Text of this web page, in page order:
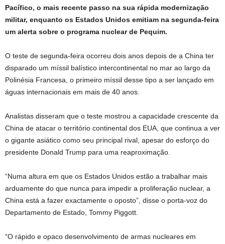
Pacífico, o mais recente passo na sua rápida modernização
militar, enquanto os Estados Unidos emitiam na segunda-feira
um alerta sobre o programa nuclear de Pequim.
O teste de segunda-feira ocorreu dois anos depois de a China ter
disparado um míssil balístico intercontinental no mar ao largo da
Polinésia Francesa, o primeiro míssil desse tipo a ser lançado em
águas internacionais em mais de 40 anos.
Analistas disseram que o teste mostrou a capacidade crescente da
China de atacar o território continental dos EUA, que continua a ver
o gigante asiático como seu principal rival, apesar do esforço do
presidente Donald Trump para uma reaproximação.
“Numa altura em que os Estados Unidos estão a trabalhar mais
arduamente do que nunca para impedir a proliferação nuclear, a
China está a fazer exactamente o oposto”, disse o porta-voz do
Departamento de Estado, Tommy Piggott.
“O rápido e opaco desenvolvimento de armas nucleares em